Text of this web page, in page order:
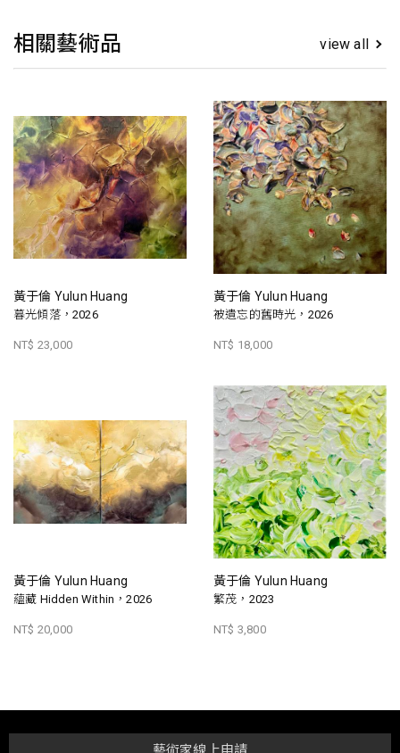
相關藝術品 view all
黃于倫 Yulun Huang
暮光傾落，2026
NT$ 23,000
黃于倫 Yulun Huang
被遺忘的舊時光，2026
NT$ 18,000
黃于倫 Yulun Huang
蘊藏 Hidden Within，2026
NT$ 20,000
黃于倫 Yulun Huang
繁茂，2023
NT$ 3,800